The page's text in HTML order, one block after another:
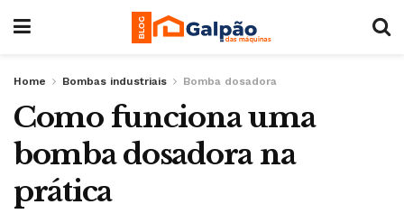
Home Bombas industriais Bomba dosadora
Como funciona uma
bomba dosadora na
prática